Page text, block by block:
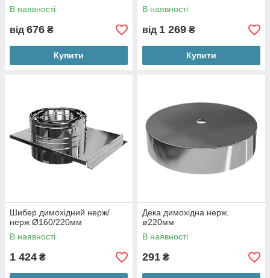
В наявності
від 676 ₴
Купити
В наявності
від 1 269 ₴
Купити
Шибер димохідний нерж/
нерж Ø160/220мм
В наявності
1 424 ₴
Дека димохідна нерж.
ø220мм
В наявності
291 ₴